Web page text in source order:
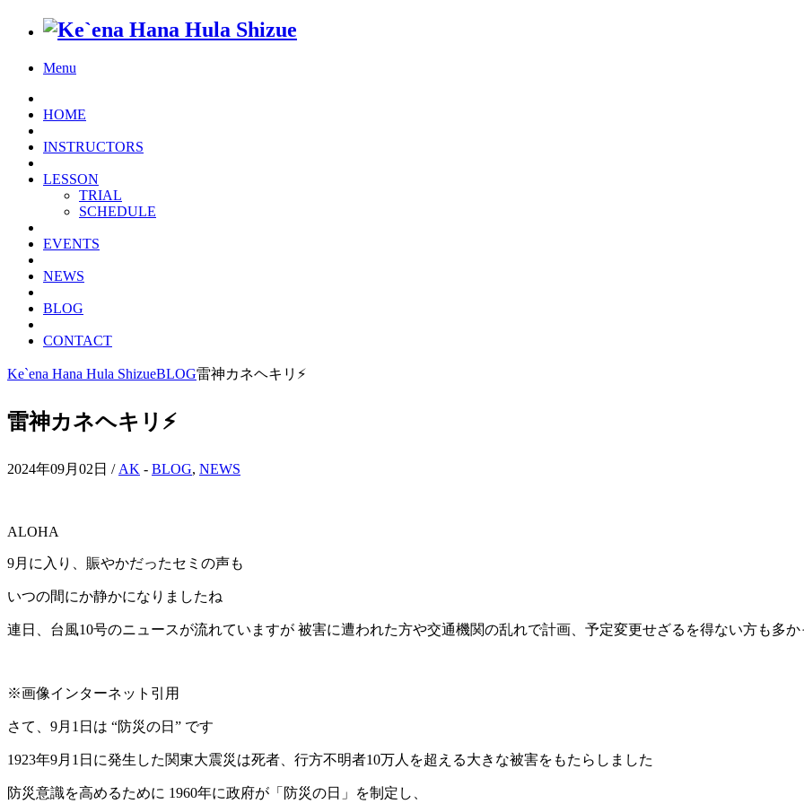
Menu
HOME
INSTRUCTORS
LESSON
TRIAL
SCHEDULE
EVENTS
NEWS
BLOG
CONTACT
Ke`ena Hana Hula ShizueBLOG雷神カネヘキリ⚡️
雷神カネヘキリ⚡️
2024年09月02日 / AK - BLOG, NEWS
ALOHA
9月に入り、賑やかだったセミの声も
いつの間にか静かになりましたね
連日、台風10号のニュースが流れていますが 被害に遭われた方や交通機関の乱れで計画、予定変更せざるを得ない方も多
※画像インターネット引用
さて、9月1日は “防災の日” です
1923年9月1日に発生した関東大震災は死者、行方不明者10万人を超える大きな被害をもたらしました
防災意識を高めるために 1960年に政府が「防災の日」を制定し、